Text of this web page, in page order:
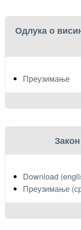
Одлука о
Преузимање
Download
Преузимање